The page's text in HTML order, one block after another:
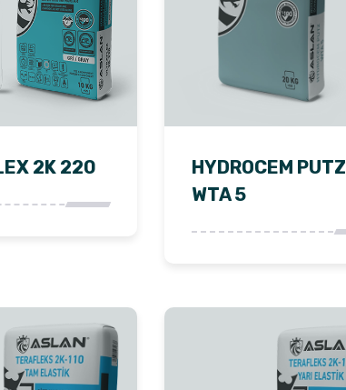
2K 220
HYDROCEM PUTZ
WTA 5